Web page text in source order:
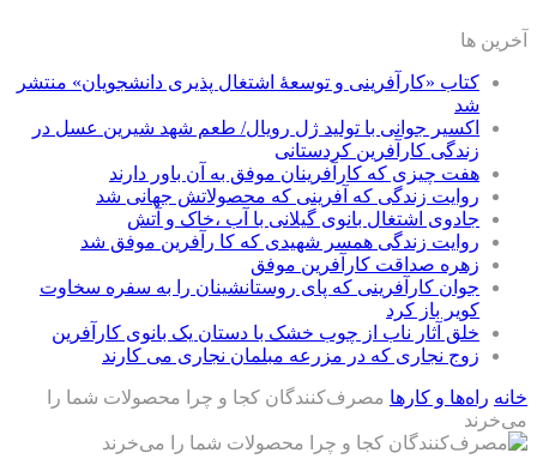
آخرین ها
کتاب «کارآفرینی و توسعۀ اشتغال پذیری دانشجویان» منتشر
شد
اکسیر جوانی با تولید ژل رویال/ طعم شهد شیرین عسل‌ در
زندگی کارآفرین کردستانی
هفت چیزی که کارآفرینان موفق به آن باور دارند
روایت زندگی که آفرینی که محصولاتش جهانی شد
جادوی اشتغال بانوی گیلانی با آب ،خاک و آتش
روایت زندگی همسر شهیدی که کا رآفرین موفق شد
زهره صداقت کارآفرین موفق
جوان کارآفرینی که پای روستانشینان را به سفره سخاوت
کویر باز کرد
خلق آثار ناب از چوب خشک با دستان یک بانوی کارآفرین
زوج نجاری که در مزرعه مبلمان نجاری می کارند
خانه راه‌ها و كارها مصرف‌کنندگان کجا و چرا محصولات شما را
می‌خرند